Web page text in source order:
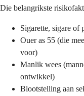
Die belangrikste
Sigarette, sigare of
Ouer as 55 (die
voor)
Manlik wees
ontwikkel)
Blootstelling aan